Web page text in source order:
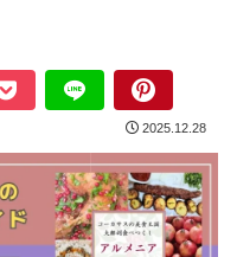
2025.12.28